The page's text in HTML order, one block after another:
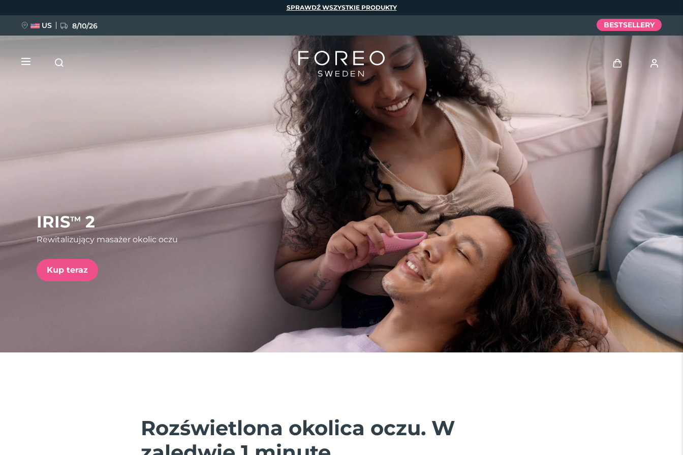
IRISTM 2
Rewitalizujący masażer okolic oczu
Kup teraz
Rozświetlona okolica oczu. W
SPRAWDŹ WSZYSTKIE PRODUKTY
US 8/10/26 BESTSELLERY
Profil użytkownika
Moje urządzenia
Moje zamówienia
Moje adresy
Moje subskrypcje
FAQ™ Pure Beauty-Tech Elixir
issa™ Teeth Whitening Set
POPULARNY